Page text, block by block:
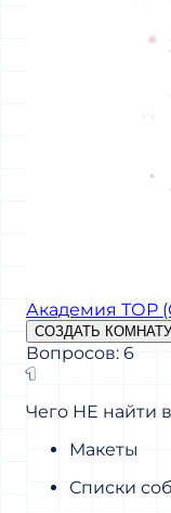
Академия ТОР
СОЗДАТЬ КОМНАТУ
Вопросов: 6
1
Чего НЕ найти
Макеты
Списки